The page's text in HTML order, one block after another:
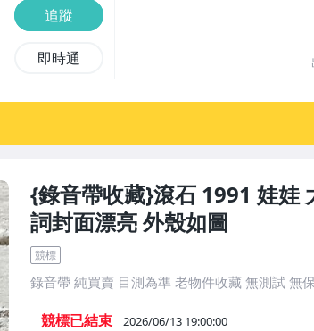
{錄音帶收藏}滾石 1991 娃娃
詞封面漂亮 外殼如圖
競標
錄音帶 純買賣 目測為準 老物件收藏 無測試 無
競標已結束 2026/06/13 19:00:00
追蹤
即時通